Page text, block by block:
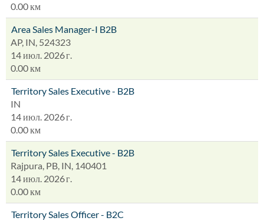
0.00 км
Area Sales Manager-I B2B
AP, IN, 524323
14 июл. 2026 г.
0.00 км
Territory Sales Executive - B2B
IN
14 июл. 2026 г.
0.00 км
Territory Sales Executive - B2B
Rajpura, PB, IN, 140401
14 июл. 2026 г.
0.00 км
Territory Sales Officer - B2C